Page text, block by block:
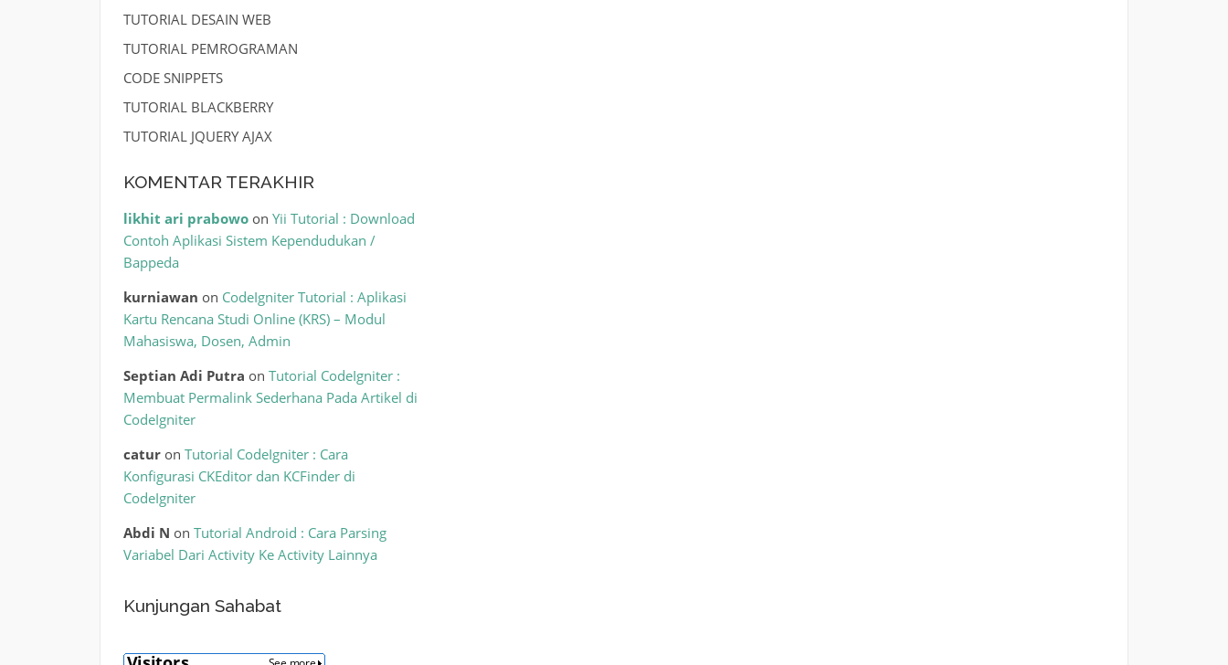
TUTORIAL DESAIN WEB
TUTORIAL PEMROGRAMAN
CODE SNIPPETS
TUTORIAL BLACKBERRY
TUTORIAL JQUERY AJAX
KOMENTAR TERAKHIR
likhit ari prabowoon Yii Tutorial : Download
Contoh Aplikasi Sistem Kependudukan /
Bappeda
kurniawan on CodeIgniter Tutorial : Aplikasi
Kartu Rencana Studi Online (KRS) – Modul
Mahasiswa, Dosen, Admin
Septian Adi Putra on Tutorial CodeIgniter :
Membuat Permalink Sederhana Pada Artikel di
CodeIgniter
caturon Tutorial CodeIgniter : Cara
Konfigurasi CKEditor dan KCFinder di
CodeIgniter
Abdi N on Tutorial Android : Cara Parsing
Variabel Dari Activity Ke Activity Lainnya
Kunjungan Sahabat